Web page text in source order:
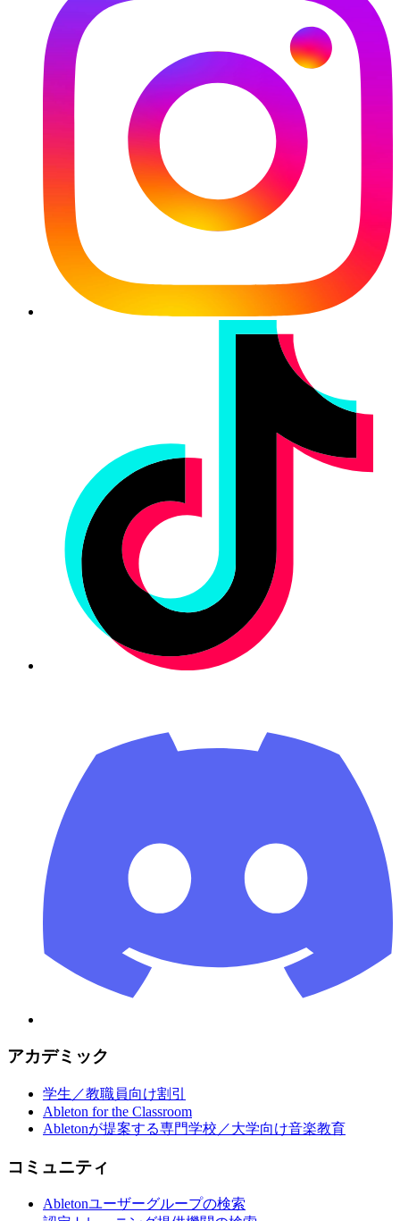
アカデミック
学生／教職員向け割引
Ableton for the Classroom
Abletonが提案する専門学校／大学向け音楽教育
コミュニティ
Abletonユーザーグループの検索